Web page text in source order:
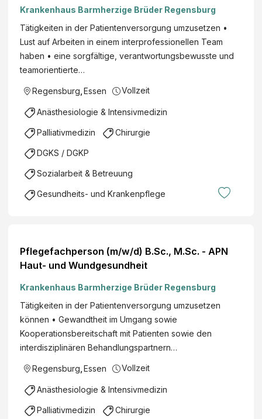
Krankenhaus Barmherzige Brüder Regensburg
Tätigkeiten in der Patientenversorgung umzusetzen •
Lust auf Arbeiten in einem interprofessionellen Team
haben • eine sorgfältige, verantwortungsbewusste und
teamorientierte…
Regensburg Essen Vollzeit
Anästhesiologie & Intensivmedizin
Palliativmedizin Chirurgie
DGKS / DGKP
Sozialarbeit & Betreuung
Gesundheits- und Krankenpflege
Pflegefachperson (m/w/d) B.Sc., M.Sc. - APN
Haut- und Wundgesundheit
Krankenhaus Barmherzige Brüder Regensburg
Tätigkeiten in der Patientenversorgung umzusetzen
können • Gewandtheit im Umgang sowie
Kooperationsbereitschaft mit Patienten sowie den
interdisziplinären Behandlungspartnern…
Regensburg Essen Vollzeit
Anästhesiologie & Intensivmedizin
Palliativmedizin Chirurgie